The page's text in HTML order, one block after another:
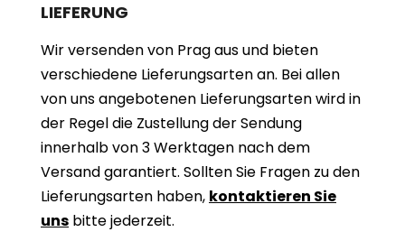
LIEFERUNG
Wir versenden von Prag aus und bieten
verschiedene Lieferungsarten an. Bei allen
von uns angebotenen Lieferungsarten wird in
der Regel die Zustellung der Sendung
innerhalb von 3 Werktagen nach dem
Versand garantiert. Sollten Sie Fragen zu den
Lieferungsarten haben, kontaktieren Sie
uns bitte jederzeit.